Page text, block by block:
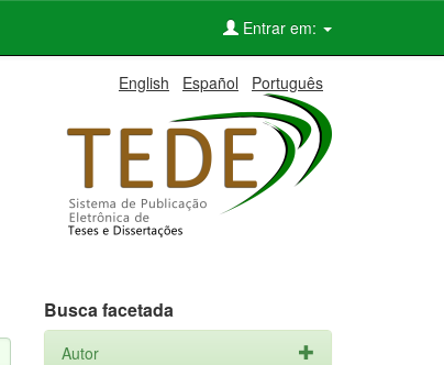
Entrar em:
English Español Português
Busca facetada
Autor